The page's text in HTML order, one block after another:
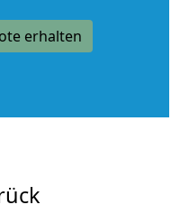
erhalten